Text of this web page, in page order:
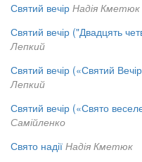
Святий вечір Надія Кметюк
Святий вечір ("Двадцять
Лепкий
Святий вечір («Святий
Лепкий
Святий вечір («Свято
Самійленко
Свято надії Надія Кметюк